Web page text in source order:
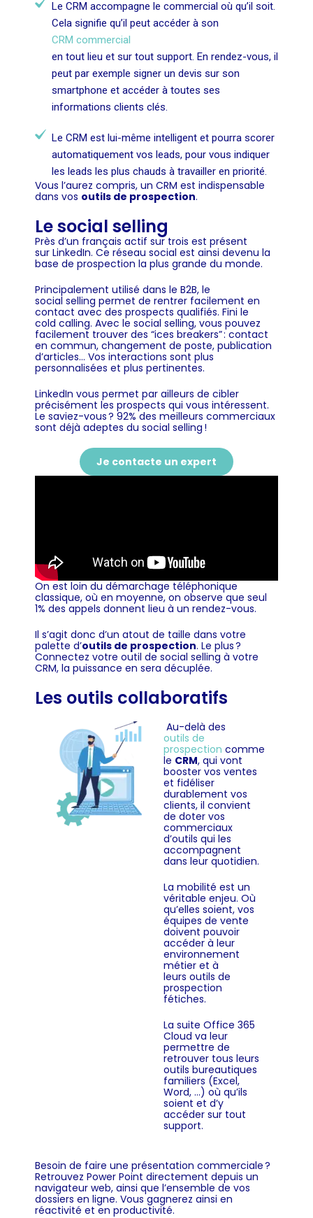
Le CRM accompagne le commercial où qu’il soit.
Cela signifie qu’il peut accéder à son
CRM commercial
en tout lieu et sur tout support. En rendez-vous, il
peut par exemple signer un devis sur son
smartphone et accéder à toutes ses
informations clients clés.
Le CRM est lui-même intelligent et pourra scorer
automatiquement vos leads, pour vous indiquer
les leads les plus chauds à travailler en priorité.
Vous l’aurez compris, un CRM est indispensable
dans vos outils de prospection.
Le social selling
Près d’un français actif sur trois est présent
sur LinkedIn. Ce réseau social est ainsi devenu la
base de prospection la plus grande du monde.
Principalement utilisé dans le B2B, le
social selling permet de rentrer facilement en
contact avec des prospects qualifiés. Fini le
cold calling. Avec le social selling, vous pouvez
facilement trouver des “ices breakers” : contact
en commun, changement de poste, publication
d’articles… Vos interactions sont plus
personnalisées et plus pertinentes.
LinkedIn vous permet par ailleurs de cibler
précisément les prospects qui vous intéressent.
Le saviez-vous ? 92% des meilleurs commerciaux
sont déjà adeptes du social selling !
Je contacte un expert
On est loin du démarchage téléphonique
classique, où en moyenne, on observe que seul
1% des appels donnent lieu à un rendez-vous.
Il s’agit donc d’un atout de taille dans votre
palette d’outils de prospection. Le plus ?
Connectez votre outil de social selling à votre
CRM, la puissance en sera décuplée.
Les outils collaboratifs
Au-delà des
outils de
prospection comme
le CRM, qui vont
booster vos ventes
et fidéliser
durablement vos
clients, il convient
de doter vos
commerciaux
d’outils qui les
accompagnent
dans leur quotidien.
La mobilité est un
véritable enjeu. Où
qu’elles soient, vos
équipes de vente
doivent pouvoir
accéder à leur
environnement
métier et à
leurs outils de
prospection
fétiches.
La suite Office 365
Cloud va leur
permettre de
retrouver tous leurs
outils bureautiques
familiers (Excel,
Word, …) où qu’ils
soient et d’y
accéder sur tout
support.
Besoin de faire une présentation commerciale ?
Retrouvez Power Point directement depuis un
navigateur web, ainsi que l’ensemble de vos
dossiers en ligne. Vous gagnerez ainsi en
réactivité et en productivité.